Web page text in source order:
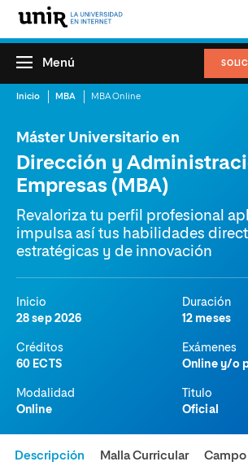
Menú
Inicio MBA MBA Online
Máster Universitario en
Dirección y
Empresas (MBA)
Revaloriza tu perfil profesional
impulsa así tus habilidades
estratégicas y de innovación
Inicio
28 sep 2026
Duración
12 meses
Créditos
60 ECTS
Exámenes
Online y/o
Modalidad
Online
Titulo
Oficial
Descripción Malla Curricular Campo